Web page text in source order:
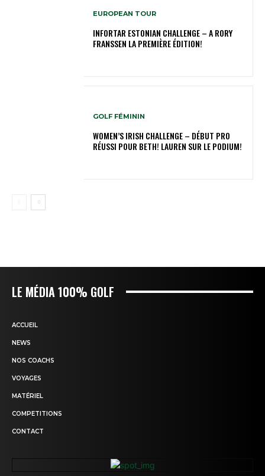
EUROPEAN TOUR
INFORTAR ESTONIAN CHALLENGE – A RORY
FRANSSEN LA PREMIÈRE ÉDITION!
GOLF FÉMININ
WOMEN’S IRISH CHALLENGE – DÉBUT PRO
RÉUSSI POUR BETH! LAUREN SUR LE PODIUM!
LE MÉDIA 100% GOLF
ACCUEIL
NEWS
NOS COACHS
VOYAGES
MATÉRIEL
COMPETITIONS
CONTACT